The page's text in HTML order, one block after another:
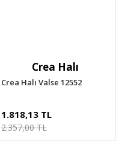
Crea Halı
Crea Halı Valse 12552
1.818,13 TL
2.357,00 TL